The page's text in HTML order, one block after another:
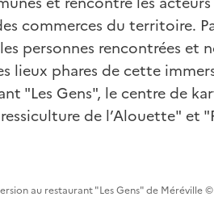
commerces du territoire.
personnes rencontrées et
lieux phares de cette
"Les Gens", le centre de
de l’Alouette" et
au restaurant "Les Gens" de Méréville